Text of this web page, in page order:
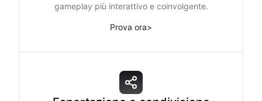
gameplay più interattivo e coinvolgente.
Prova ora>